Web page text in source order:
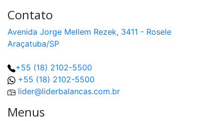
Contato
Avenida Jorge Mellem Rezek, 3411 - Rosele
Araçatuba/SP
+55 (18) 2102-5500
+55 (18) 2102-5500
lider@liderbalancas.com.br
Menus